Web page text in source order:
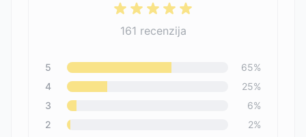
161 recenzija
5 65%
4
25%
3
6%
2
2%